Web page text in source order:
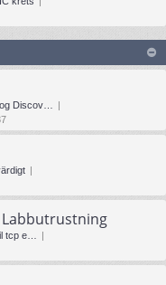
Discov…
tcp e…